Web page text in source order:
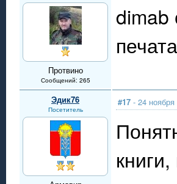
Протвино
Сообщений: 265
dimab
Эдик76
Посетитель
#17 - 24